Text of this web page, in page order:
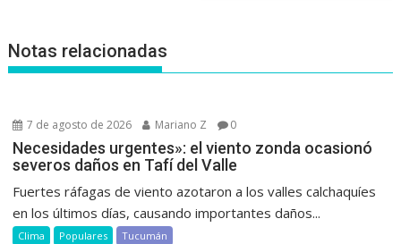
Notas relacionadas
7 de agosto de 2026 Mariano Z 0
Necesidades urgentes»: el viento zonda ocasionó
severos daños en Tafí del Valle
Fuertes ráfagas de viento azotaron a los valles calchaquíes
en los últimos días, causando importantes daños...
Clima Populares Tucumán